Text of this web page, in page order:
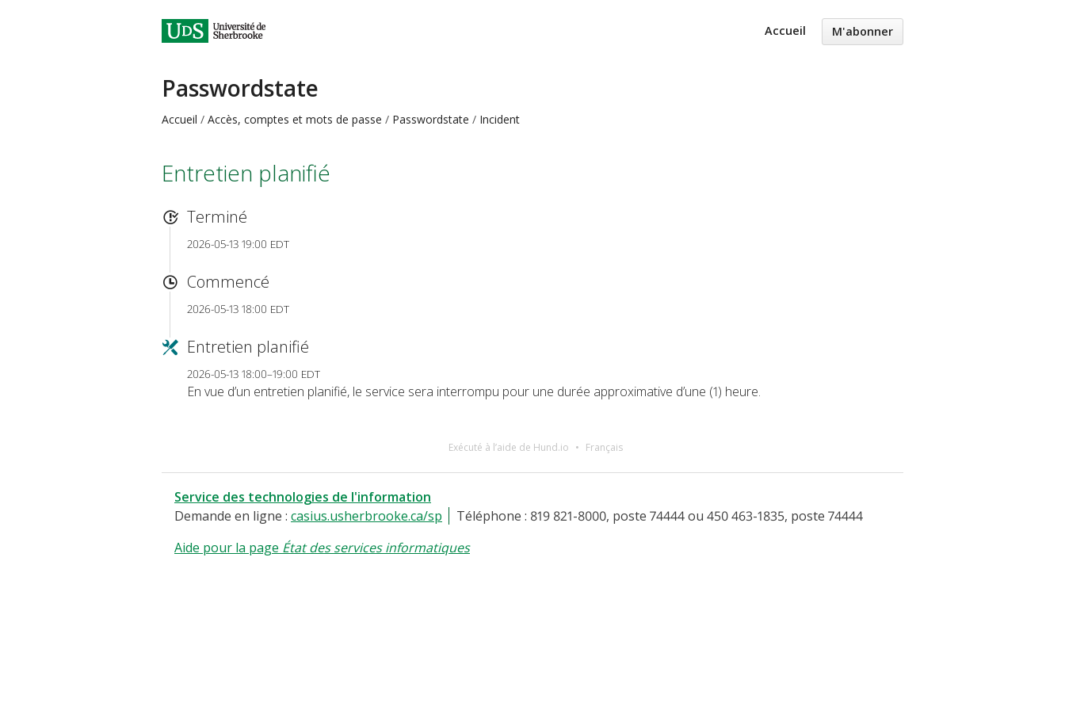
Accueil M'abonner
Passwordstate
Accueil Accès, comptes et mots de passe Passwordstate Incident
Entretien planifié
Terminé
2026-05-13 19:00 EDT
Commencé
2026-05-13 18:00 EDT
Entretien planifié
2026-05-13 18:00–19:00 EDT
En vue d’un entretien planifié, le service sera interrompu pour une durée approximative d’une (1) heure.
Exécuté à l’aide de Hund.io Français
Service des technologies de l'information
Demande en ligne : casius.usherbrooke.ca/sp
Téléphone : 819 821-8000, poste 74444 ou 450 463-1835, poste 74444
Aide pour la page État des services informatiques